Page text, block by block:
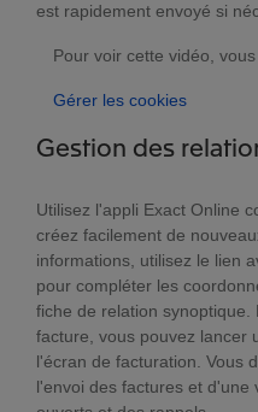
est rapidement envoyé si
Pour voir cette vidéo,
Gérer les cookies
Gestion des
Utilisez l'appli Exact Online
créez facilement de
informations, utilisez le lien
pour compléter les
fiche de relation synoptique.
facture, vous pouvez lancer
l'écran de facturation. Vous
l'envoi des factures et d'une